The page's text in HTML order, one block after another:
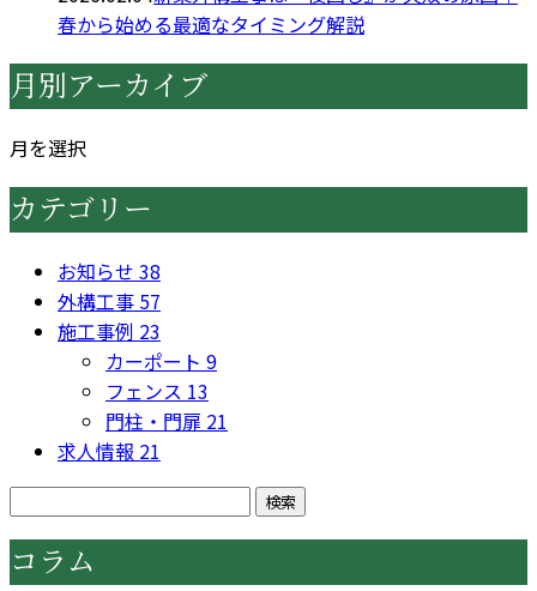
春から始める最適なタイミング解説
月別アーカイブ
月を選択
カテゴリー
お知らせ 38
外構工事 57
施工事例 23
カーポート 9
フェンス 13
門柱・門扉 21
求人情報 21
コラム